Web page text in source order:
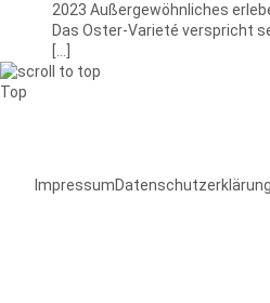
2023 Außergewöhnliches
Das Oster-Varieté verspricht
Top
ImpressumDatenschutzerklärung